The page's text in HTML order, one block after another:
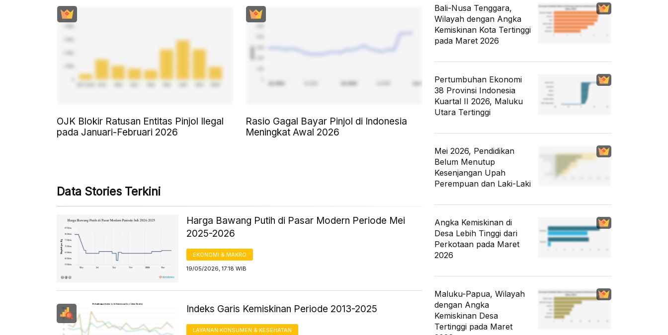
OJK Blokir Ratusan Entitas Pinjol Ilegal
pada Januari-Februari 2026
Rasio Gagal Bayar Pinjol di Indonesia
Meningkat Awal 2026
Data Stories Terkini
Harga Bawang Putih di Pasar Modern Periode Mei
2025-2026
EKONOMI & MAKRO
19/05/2026, 17:18 WIB
Indeks Garis Kemiskinan Periode 2013-2025
LAYANAN KONSUMEN & KESEHATAN
Bali-Nusa Tenggara,
Wilayah dengan Angka
Kemiskinan Kota Tertinggi
pada Maret 2026
Pertumbuhan Ekonomi
38 Provinsi Indonesia
Kuartal II 2026, Maluku
Utara Tertinggi
Mei 2026, Pendidikan
Belum Menutup
Kesenjangan Upah
Perempuan dan Laki-Laki
Angka Kemiskinan di
Desa Lebih Tinggi dari
Perkotaan pada Maret
2026
Maluku-Papua, Wilayah
dengan Angka
Kemiskinan Desa
Tertinggi pada Maret